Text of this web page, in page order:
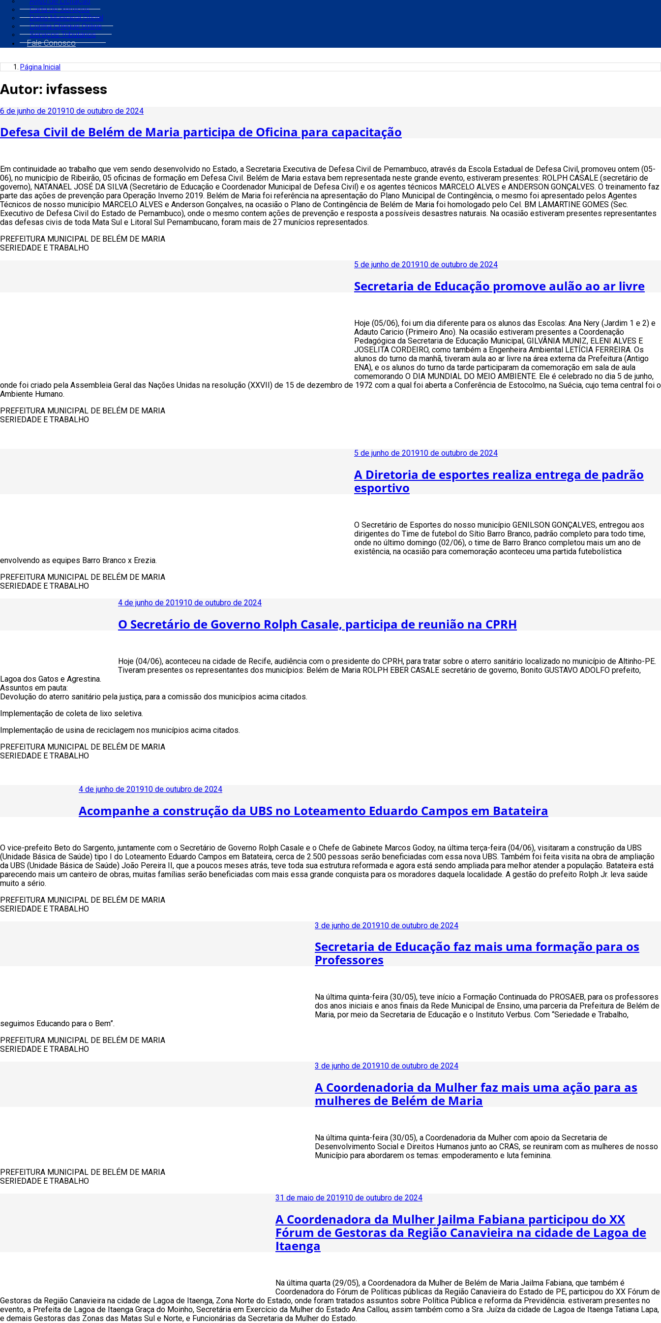
Carta de Serviços
Diário Municipal Oficial
Contra Cheque Online
Serviços Tributários
Fale Conosco
Página Inicial
Autor: ivfassess
Publicado
6 de junho de 201910 de outubro de 2024
Defesa Civil de Belém de Maria participa de Oficina para capacitação
Em continuidade ao trabalho que vem sendo desenvolvido no Estado, a Secretaria Executiva de Defesa Civil de Pernambuco, através da Escola Estadual de Defesa Civil, promoveu ontem (05-
06), no município de Ribeirão, 05 oficinas de formação em Defesa Civil. Belém de Maria estava bem representada neste grande evento, estiveram presentes: ROLPH CASALE (secretário de
governo), NATANAEL JOSÉ DA SILVA (Secretário de Educação e Coordenador Municipal de Defesa Civil) e os agentes técnicos MARCELO ALVES e ANDERSON GONÇALVES. O treinamento faz
parte das ações de prevenção para Operação Inverno 2019. Belém de Maria foi referência na apresentação do Plano Municipal de Contingência, o mesmo foi apresentado pelos Agentes
Técnicos de nosso município MARCELO ALVES e Anderson Gonçalves, na ocasião o Plano de Contingência de Belém de Maria foi homologado pelo Cel. BM LAMARTINE GOMES (Sec.
Executivo de Defesa Civil do Estado de Pernambuco), onde o mesmo contem ações de prevenção e resposta a possíveis desastres naturais. Na ocasião estiveram presentes representantes
das defesas civis de toda Mata Sul e Litoral Sul Pernambucano, foram mais de 27 munícios representados.
PREFEITURA MUNICIPAL DE BELÉM DE MARIA
SERIEDADE E TRABALHO
Publicado
5 de junho de 201910 de outubro de 2024
Secretaria de Educação promove aulão ao ar livre
Hoje (05/06), foi um dia diferente para os alunos das Escolas: Ana Nery (Jardim 1 e 2) e
Adauto Caricio (Primeiro Ano). Na ocasião estiveram presentes a Coordenação
Pedagógica da Secretaria de Educação Municipal, GILVÂNIA MUNIZ, ELENI ALVES E
JOSELITA CORDEIRO, como também a Engenheira Ambiental LETÍCIA FERREIRA. Os
alunos do turno da manhã, tiveram aula ao ar livre na área externa da Prefeitura (Antigo
ENA), e os alunos do turno da tarde participaram da comemoração em sala de aula
comemorando O DIA MUNDIAL DO MEIO AMBIENTE. Ele é celebrado no dia 5 de junho,
onde foi criado pela Assembleia Geral das Nações Unidas na resolução (XXVII) de 15 de dezembro de 1972 com a qual foi aberta a Conferência de Estocolmo, na Suécia, cujo tema central foi o
Ambiente Humano.
PREFEITURA MUNICIPAL DE BELÉM DE MARIA
SERIEDADE E TRABALHO
Publicado
5 de junho de 201910 de outubro de 2024
A Diretoria de esportes realiza entrega de padrão
esportivo
O Secretário de Esportes do nosso município GENILSON GONÇALVES, entregou aos
dirigentes do Time de futebol do Sítio Barro Branco, padrão completo para todo time,
onde no último domingo (02/06), o time de Barro Branco completou mais um ano de
existência, na ocasião para comemoração aconteceu uma partida futebolística
envolvendo as equipes Barro Branco x Erezia.
PREFEITURA MUNICIPAL DE BELÉM DE MARIA
SERIEDADE E TRABALHO
Publicado
4 de junho de 201910 de outubro de 2024
O Secretário de Governo Rolph Casale, participa de reunião na CPRH
Hoje (04/06), aconteceu na cidade de Recife, audiência com o presidente do CPRH, para tratar sobre o aterro sanitário localizado no município de Altinho-PE.
Tiveram presentes os representantes dos municípios: Belém de Maria ROLPH EBER CASALE secretário de governo, Bonito GUSTAVO ADOLFO prefeito,
Lagoa dos Gatos e Agrestina.
Assuntos em pauta:
Devolução do aterro sanitário pela justiça, para a comissão dos municípios acima citados.
Implementação de coleta de lixo seletiva.
Implementação de usina de reciclagem nos municípios acima citados.
PREFEITURA MUNICIPAL DE BELÉM DE MARIA
SERIEDADE E TRABALHO
Publicado
4 de junho de 201910 de outubro de 2024
Acompanhe a construção da UBS no Loteamento Eduardo Campos em Batateira
O vice-prefeito Beto do Sargento, juntamente com o Secretário de Governo Rolph Casale e o Chefe de Gabinete Marcos Godoy, na última terça-feira (04/06), visitaram a construção da UBS
(Unidade Básica de Saúde) tipo I do Loteamento Eduardo Campos em Batateira, cerca de 2.500 pessoas serão beneficiadas com essa nova UBS. Também foi feita visita na obra de ampliação
da UBS (Unidade Básica de Saúde) João Pereira II, que a poucos meses atrás, teve toda sua estrutura reformada e agora está sendo ampliada para melhor atender a população. Batateira está
parecendo mais um canteiro de obras, muitas famílias serão beneficiadas com mais essa grande conquista para os moradores daquela localidade. A gestão do prefeito Rolph Jr. leva saúde
muito a sério.
PREFEITURA MUNICIPAL DE BELÉM DE MARIA
SERIEDADE E TRABALHO
Publicado
3 de junho de 201910 de outubro de 2024
Secretaria de Educação faz mais uma formação para os
Professores
Na última quinta-feira (30/05), teve início a Formação Continuada do PROSAEB, para os professores
dos anos iniciais e anos finais da Rede Municipal de Ensino, uma parceria da Prefeitura de Belém de
Maria, por meio da Secretaria de Educação e o Instituto Verbus. Com “Seriedade e Trabalho,
seguimos Educando para o Bem”.
PREFEITURA MUNICIPAL DE BELÉM DE MARIA
SERIEDADE E TRABALHO
Publicado
3 de junho de 201910 de outubro de 2024
A Coordenadoria da Mulher faz mais uma ação para as
mulheres de Belém de Maria
Na última quinta-feira (30/05), a Coordenadoria da Mulher com apoio da Secretaria de
Desenvolvimento Social e Direitos Humanos junto ao CRAS, se reuniram com as mulheres de nosso
Município para abordarem os temas: empoderamento e luta feminina.
PREFEITURA MUNICIPAL DE BELÉM DE MARIA
SERIEDADE E TRABALHO
Publicado
31 de maio de 201910 de outubro de 2024
A Coordenadora da Mulher Jailma Fabiana participou do XX
Fórum de Gestoras da Região Canavieira na cidade de Lagoa de
Itaenga
Na última quarta (29/05), a Coordenadora da Mulher de Belém de Maria Jailma Fabiana, que também é
Coordenadora do Fórum de Políticas públicas da Região Canavieira do Estado de PE, participou do XX Fórum de
Gestoras da Região Canavieira na cidade de Lagoa de Itaenga, Zona Norte do Estado, onde foram tratados assuntos sobre Política Pública e reforma da Previdência. estiveram presentes no
evento, a Prefeita de Lagoa de Itaenga Graça do Moinho, Secretária em Exercício da Mulher do Estado Ana Callou, assim também como a Sra. Juíza da cidade de Lagoa de Itaenga Tatiana Lapa,
e demais Gestoras das Zonas das Matas Sul e Norte, e Funcionárias da Secretaria da Mulher do Estado.